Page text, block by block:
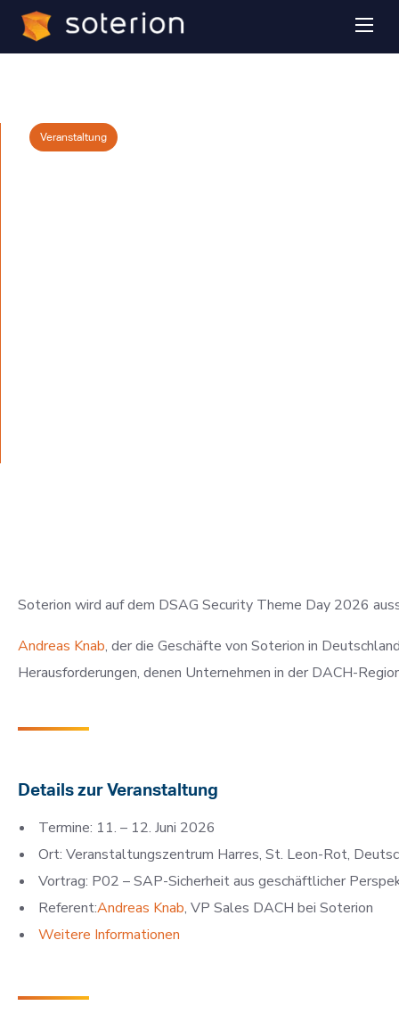
Veranstaltung
Soterion wird auf dem DSAG Security Theme Day 2026
Andreas Knab, der die Geschäfte von Soterion in
Herausforderungen, denen Unternehmen in der DACH-
Details zur Veranstaltung
Termine: 11. – 12. Juni 2026
Ort: Veranstaltungszentrum Harres, St. Leon-Rot,
Vortrag: P02 – SAP-Sicherheit aus geschäftlicher
Referent:Andreas Knab, VP Sales DACH bei Soterion
Weitere Informationen